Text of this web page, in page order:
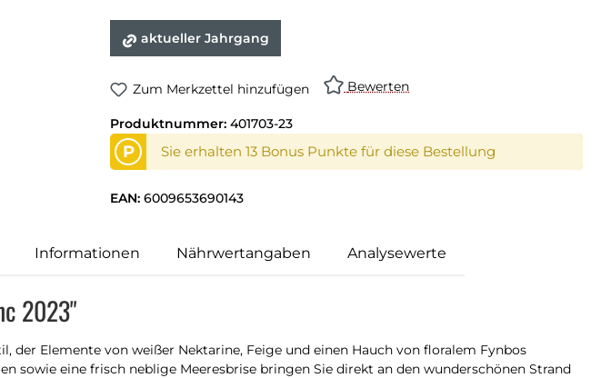
aktueller Jahrgang
Zum Merkzettel hinzufügen Bewerten
Produktnummer: 401703-23
P Sie erhalten 13 Bonus Punkte für diese Bestellung
EAN: 6009653690143
Informationen Nährwertangaben Analysewerte
2023"
der Elemente von weißer Nektarine, Feige und einen Hauch von floralem Fynbos
sowie eine frisch neblige Meeresbrise bringen Sie direkt an den wunderschönen Strand